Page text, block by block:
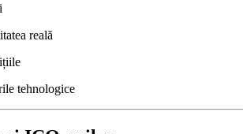
reală
tehnologice